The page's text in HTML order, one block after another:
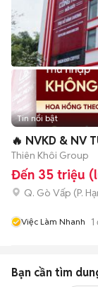
Tin nổi bật
🔥 NVKD & NV
Thiên Khôi Group
Đến 35 triệu
Q. Gò Vấp (P.
Việc Làm Nhanh 1
Bạn cần tìm